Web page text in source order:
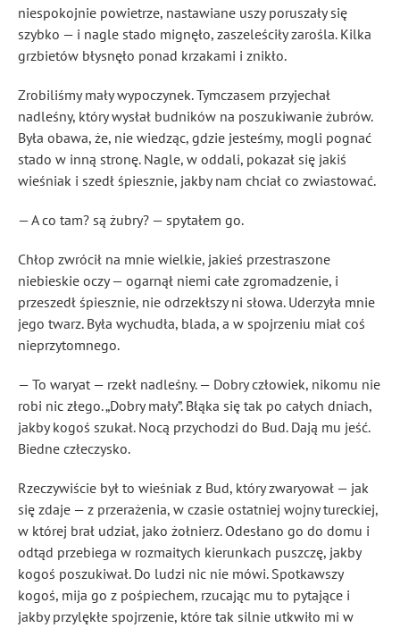
niespokojnie powietrze, nastawiane uszy poruszały się
szybko — i nagle stado mignęło, zaszeleściły zarośla. Kilka
grzbietów błysnęło ponad krzakami i znikło.
Zrobiliśmy mały wypoczynek. Tymczasem przyjechał
nadleśny, który wysłał budników na poszukiwanie żubrów.
Była obawa, że, nie wiedząc, gdzie jesteśmy, mogli pognać
stado w inną stronę. Nagle, w oddali, pokazał się jakiś
wieśniak i szedł śpiesznie, jakby nam chciał co zwiastować.
— A co tam? są żubry? — spytałem go.
Chłop zwrócił na mnie wielkie, jakieś przestraszone
niebieskie oczy — ogarnął niemi całe zgromadzenie, i
przeszedł śpiesznie, nie odrzekłszy ni słowa. Uderzyła mnie
jego twarz. Była wychudła, blada, a w spojrzeniu miał coś
nieprzytomnego.
— To waryat — rzekł nadleśny. — Dobry człowiek, nikomu nie
robi nic złego. „Dobry mały”. Błąka się tak po całych dniach,
jakby kogoś szukał. Nocą przychodzi do Bud. Dają mu jeść.
Biedne człeczysko.
Rzeczywiście był to wieśniak z Bud, który zwaryował — jak
się zdaje — z przerażenia, w czasie ostatniej wojny tureckiej,
w której brał udział, jako żołnierz. Odesłano go do domu i
odtąd przebiega w rozmaitych kierunkach puszczę, jakby
kogoś poszukiwał. Do ludzi nic nie mówi. Spotkawszy
kogoś, mija go z pośpiechem, rzucając mu to pytające i
jakby przylękłe spojrzenie, które tak silnie utkwiło mi w